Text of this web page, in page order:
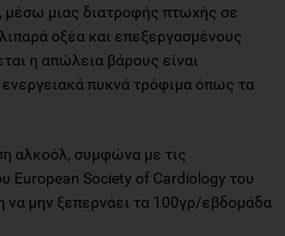
μέσω μιας διατροφής πτωχής σε
οξέα και επεξεργασμένους
η απώλεια βάρους είναι
πυκνά τρόφιμα όπως τα
αλκοόλ, συμφώνα με τις
European Society of Cardiology του
να μην ξεπερνάει τα 100γρ/εβδομάδα